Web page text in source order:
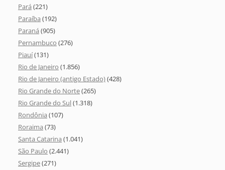
Pará (221)
Paraíba (192)
Paraná (905)
Pernambuco (276)
Piauí(131)
Rio de Janeiro (1.856)
Rio de Janeiro (antigo Estado)(428)
Rio Grande do Norte(265)
Rio Grande do Sul(1.318)
Rondônia (107)
Roraima (73)
Santa Catarina (1.041)
São Paulo (2.441)
Sergipe(271)